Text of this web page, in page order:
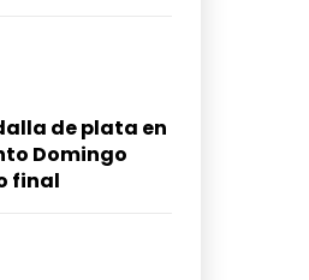
de plata en
Domingo
final